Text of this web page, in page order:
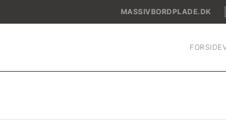
MASSIVBORDPLADE.DK
FORSIDE